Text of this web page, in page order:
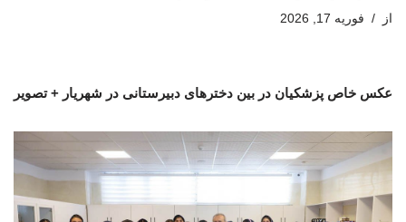
از فوریه 17, 2026
عکس خاص پزشکیان در بین دخترهای دبیرستانی در شهریار + تصویر